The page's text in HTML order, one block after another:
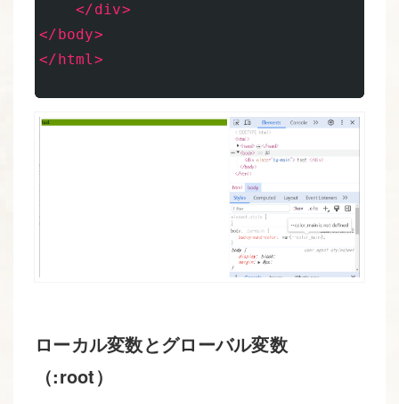
</div>
</body>
</html>
ローカル変数とグローバル変数
（:root）